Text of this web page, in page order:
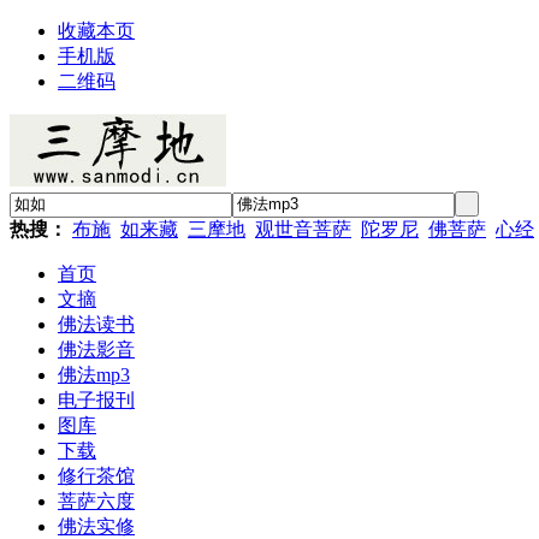
收藏本页
手机版
二维码
热搜： 布施 如来藏 三摩地 观世音菩萨 陀罗尼 佛菩萨 心经
首页
文摘
佛法读书
佛法影音
佛法mp3
电子报刊
图库
下载
修行茶馆
菩萨六度
佛法实修